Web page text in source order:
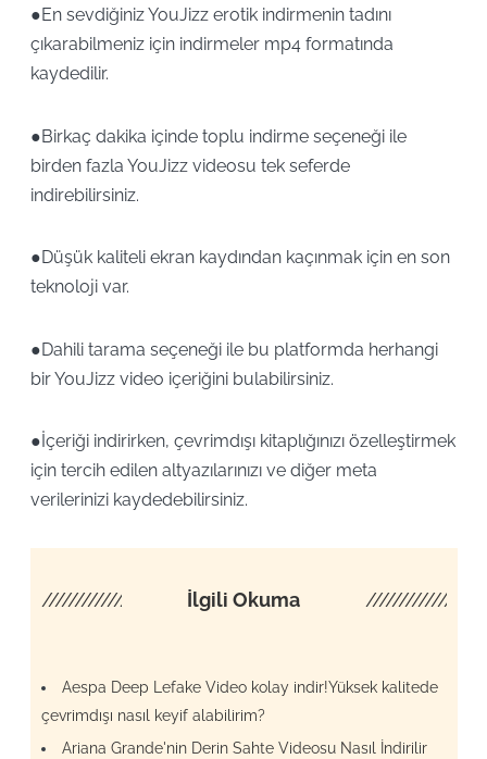
●En sevdiğiniz YouJizz erotik indirmenin tadını
çıkarabilmeniz için indirmeler mp4 formatında
kaydedilir.
●Birkaç dakika içinde toplu indirme seçeneği ile
birden fazla YouJizz videosu tek seferde
indirebilirsiniz.
●Düşük kaliteli ekran kaydından kaçınmak için en son
teknoloji var.
●Dahili tarama seçeneği ile bu platformda herhangi
bir YouJizz video içeriğini bulabilirsiniz.
●İçeriği indirirken, çevrimdışı kitaplığınızı özelleştirmek
için tercih edilen altyazılarınızı ve diğer meta
verilerinizi kaydedebilirsiniz.
//////////////////// İlgili Okuma
Aespa Deep Lefake Video kolay indir!Yüksek kalitede
çevrimdışı nasıl keyif alabilirim?
Ariana Grande'nin Derin Sahte Videosu Nasıl İndirilir